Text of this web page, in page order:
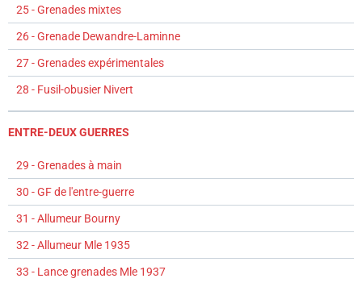
25 - Grenades mixtes
26 - Grenade Dewandre-Laminne
27 - Grenades expérimentales
28 - Fusil-obusier Nivert
ENTRE-DEUX GUERRES
29 - Grenades à main
30 - GF de l'entre-guerre
31 - Allumeur Bourny
32 - Allumeur Mle 1935
33 - Lance grenades Mle 1937